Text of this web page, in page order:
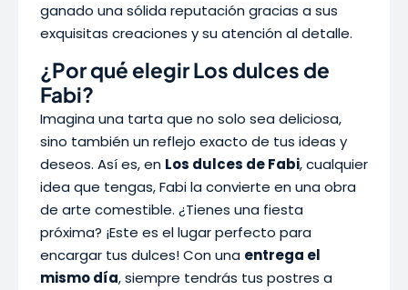
ganado una sólida reputación gracias a sus
exquisitas creaciones y su atención al detalle.
¿Por qué elegir Los dulces de
Fabi?
Imagina una tarta que no solo sea deliciosa,
sino también un reflejo exacto de tus ideas y
deseos. Así es, en Los dulces de Fabi, cualquier
idea que tengas, Fabi la convierte en una obra
de arte comestible. ¿Tienes una fiesta
próxima? ¡Este es el lugar perfecto para
encargar tus dulces! Con una entrega el
mismo día, siempre tendrás tus postres a